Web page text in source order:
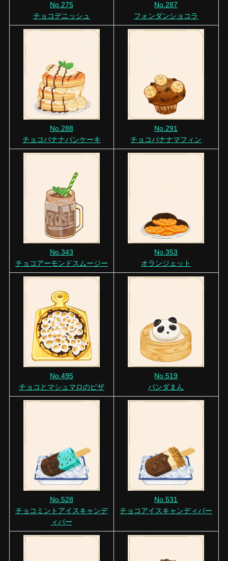
No.275
チョコデニッシュ
No.287
フォンダンショコラ
No.288
チョコバナナパンケーキ
No.291
チョコバナナマフィン
No.343
チョコアーモンドスムージー
No.353
オランジェット
No.495
チョコとマシュマロのピザ
No.519
パンダまん
No.528
チョコミントアイスキャンデ
ィバー
No.531
チョコアイスキャンディバー